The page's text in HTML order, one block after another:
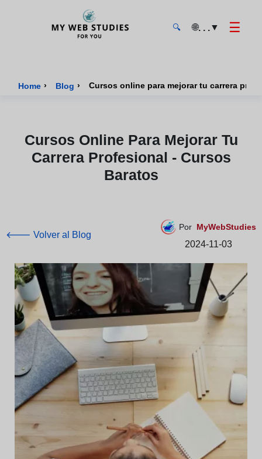
🔍 🌐. . .▼ ☰
Home › Blog ›
Cursos Online Para Mejorar Tu
Carrera Profesional - Cursos
Baratos
🡐 Volver al Blog
Por MyWebStudies
2024-11-03